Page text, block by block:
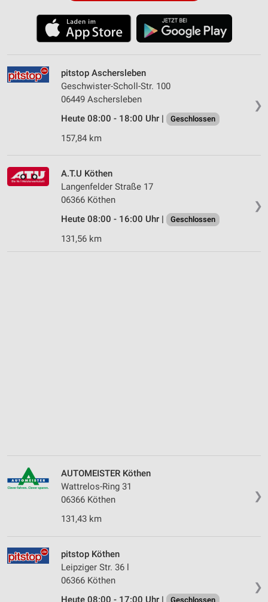
❯
pitstop Aschersleben
Geschwister-Scholl-Str. 100
06449 Aschersleben
Heute 08:00 - 18:00 Uhr |
Geschlossen
157,84 km
❯
A.T.U Köthen
Langenfelder Straße 17
06366 Köthen
Heute 08:00 - 16:00 Uhr |
Geschlossen
131,56 km
❯
AUTOMEISTER Köthen
Wattrelos-Ring 31
06366 Köthen
131,43 km
❯
pitstop Köthen
Leipziger Str. 36 l
06366 Köthen
Geschlossen